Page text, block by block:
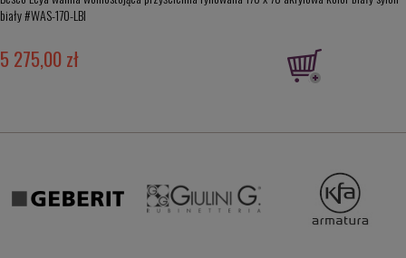
biały #WAS-170-LBI
5 275,00 zł